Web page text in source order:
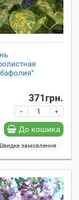
371грн.
+
-
До кошика
замовлення